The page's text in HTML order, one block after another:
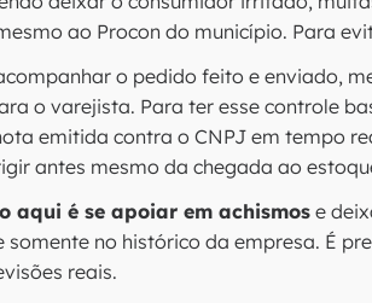
ao Procon do município. Para
o pedido feito e enviado,
o varejista. Para ter esse controle
emitida contra o CNPJ em tempo
antes mesmo da chegada ao
aqui é se apoiar em achismos e
somente no histórico da empresa. É
reais.